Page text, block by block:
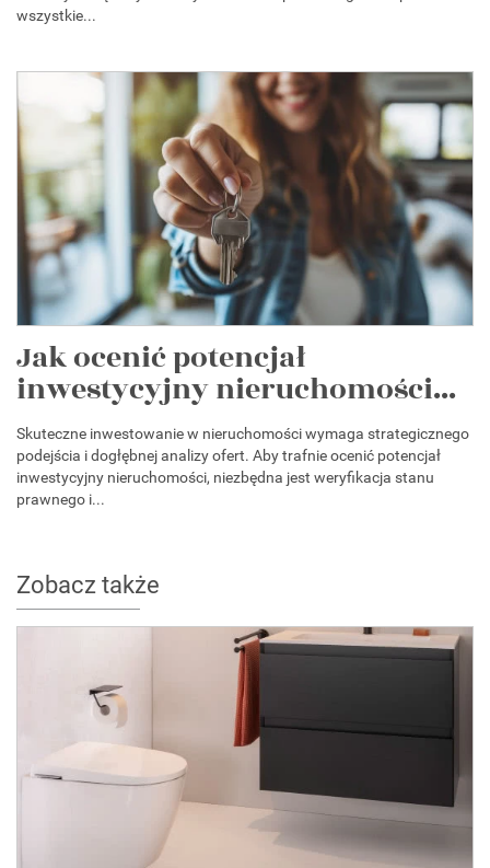
wszystkie...
Jak ocenić potencjał
inwestycyjny nieruchomości...
Skuteczne inwestowanie w nieruchomości wymaga strategicznego
podejścia i dogłębnej analizy ofert. Aby trafnie ocenić potencjał
inwestycyjny nieruchomości, niezbędna jest weryfikacja stanu
prawnego i...
Zobacz także